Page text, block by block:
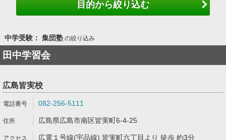
目的から絞り込む
中学受験： 集団塾の絞り込み
田中学習会
広島皆実校
082-256-5111
広島県広島市南区皆実町6-4-25
広電１号線(宇品線) 皆実町六丁目より 徒歩 約3分